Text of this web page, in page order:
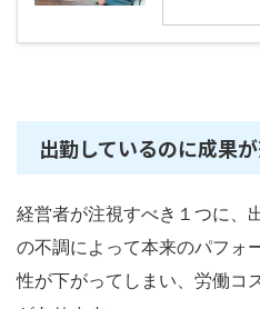
出勤しているのに成果
経営者が注視すべき１つに、
の不調によって本来のパフォ
性が下がってしまい、労働コ